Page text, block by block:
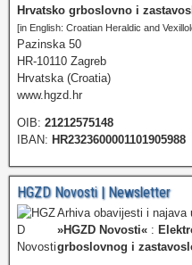
Hrvatsko grboslovno i
[in English: Croatian Heraldic and
Pazinska 50
HR-10110 Zagreb
Hrvatska (Croatia)
www.hgzd.hr
OIB: 21212575148
IBAN: HR2323600001101905988
HGZD Novosti | Newsletter
Arhiva obavijesti i najava
»HGZD Novosti« :
grboslovnog i